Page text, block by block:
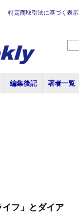
特定商取引法に基づく表示
編集後記 著者一覧
フ」とダイア